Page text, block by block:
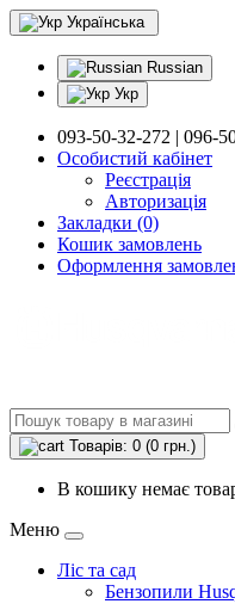
Українська
Russian
Укр
093-50-32-272 | 096-
Особистий кабінет
Реєстрація
Авторизація
Закладки (0)
Кошик замовлень
Оформлення
Товарів: 0 (0 грн.)
В кошику немає
Меню
Ліс та сад
Бензопили